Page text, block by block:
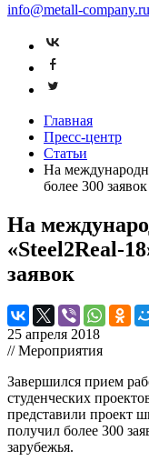
info@metall-company.ru
Главная
Пресс-центр
Статьи
На
более 300 заявок
На
«Steel2Real-
заявок
25 апреля 2018
// Мероприятия
Завершился прием
студенческих
представили проект
получил более 300
зарубежья.